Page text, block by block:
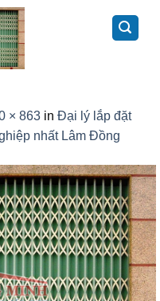
× 863 in Đại lý lắp đặt
nhất Lâm Đồng